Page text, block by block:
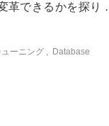
革できるかを探り
ーニング , Database